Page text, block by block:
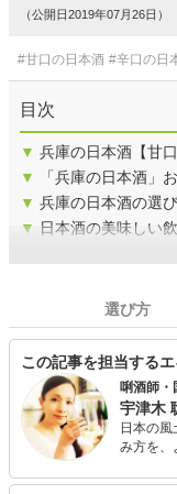
（公開日2019年07月26日）
#甘口の日本酒 #辛口の日
目次
▼ 兵庫の日本酒【甘
▼
「兵庫の日本酒」
▼ 兵庫の日本酒の選
▼ 日本酒の美味しい
選び方
この記事を担当する
唎酒師・
宇津木
日本の
み方を、
るセミナー